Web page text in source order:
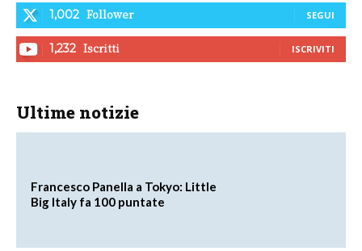
1,002 Follower SEGUI
1,232 Iscritti ISCRIVITI
Ultime notizie
Francesco Panella a Tokyo: Little
Big Italy fa 100 puntate